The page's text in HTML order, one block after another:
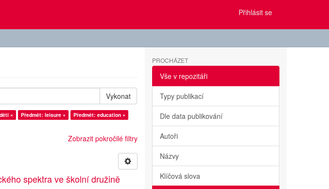
Přihlásit se
Vykonat
× Předmět: leisure ×
Předmět: education ×
Zobrazit pokročilé filtry
spektra ve školní družině
PROCHÁZET
Vše v repozitáři
Typy publikací
Dle data publikování
Autoři
Názvy
Klíčová slova